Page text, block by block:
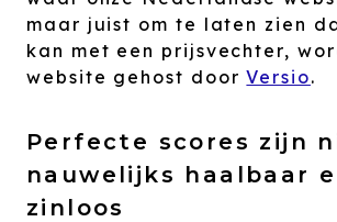
maar juist om te laten zien
kan met een prijsvechter,
website gehost doorVersio.
Perfecte scores zijn
nauwelijks haalbaar
zinloos